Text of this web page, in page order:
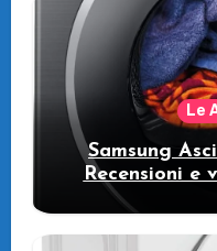
Le
Samsung
Recensioni e